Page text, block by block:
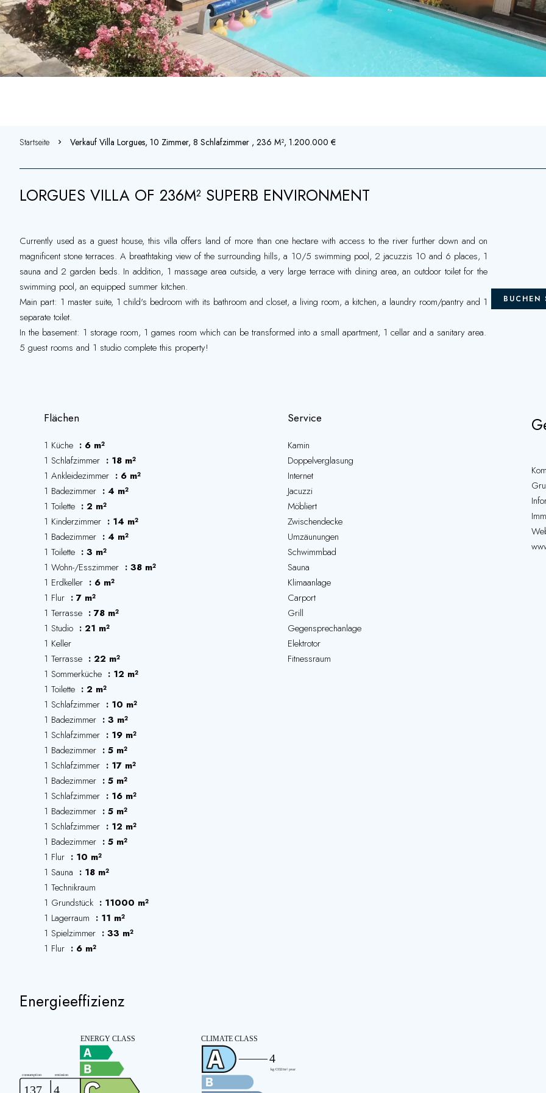
Startseite Verkauf Villa Lorgues, 10 Zimmer, 8 Schlafzimmer , 236 M², 1.200.000 €
BUCHEN
LORGUES VILLA OF 236M² SUPERB ENVIRONMENT
Currently used as a guest house, this villa offers land of more than one hectare with access to the river further down and on
magnificent stone terraces. A breathtaking view of the surrounding hills, a 10/5 swimming pool, 2 jacuzzis 10 and 6 places, 1
sauna and 2 garden beds. In addition, 1 massage area outside, a very large terrace with dining area, an outdoor toilet for the
swimming pool, an equipped summer kitchen.
Main part: 1 master suite, 1 child's bedroom with its bathroom and closet, a living room, a kitchen, a laundry room/pantry and 1
separate toilet.
In the basement: 1 storage room, 1 games room which can be transformed into a small apartment, 1 cellar and a sanitary area.
5 guest rooms and 1 studio complete this property!
Flächen
1 Küche
6 m²
1 Schlafzimmer
18 m²
1 Ankleidezimmer
6 m²
1 Badezimmer
4 m²
1 Toilette
2 m²
1 Kinderzimmer
14 m²
1 Badezimmer
4 m²
1 Toilette
3 m²
1 Wohn-/Esszimmer
38 m²
1 Erdkeller
6 m²
1 Flur
7 m²
1 Terrasse
78 m²
1 Studio
21 m²
1 Keller
1 Terrasse
22 m²
1 Sommerküche
12 m²
1 Toilette
2 m²
1 Schlafzimmer
10 m²
1 Badezimmer
3 m²
1 Schlafzimmer
19 m²
1 Badezimmer
5 m²
1 Schlafzimmer
17 m²
1 Badezimmer
5 m²
1 Schlafzimmer
16 m²
1 Badezimmer
5 m²
1 Schlafzimmer
12 m²
1 Badezimmer
5 m²
1 Flur
10 m²
1 Sauna
18 m²
1 Technikraum
1 Grundstück
11000 m²
1 Lagerraum
11 m²
1 Spielzimmer
33 m²
1 Flur
6 m²
Service
Kamin
Doppelverglasung
Internet
Jacuzzi
Möbliert
Zwischendecke
Umzäunungen
Schwimmbad
Sauna
Klimaanlage
Carport
Grill
Gegensprechanlage
Elektrotor
Fitnessraum
Energieeffizienz